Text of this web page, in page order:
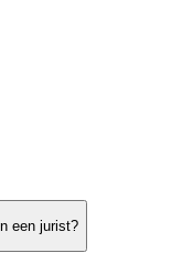
een jurist?